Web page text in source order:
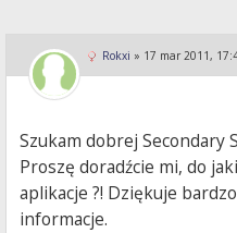
Rokxi » 17 mar 2011,
Szukam dobrej Secondary
Proszę doradźcie mi, do
aplikacje ?! Dziękuje
informacje.